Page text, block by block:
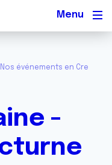
Nos événements en Creuse
-